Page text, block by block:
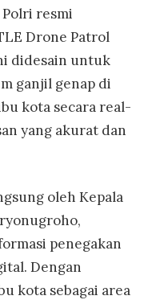
resmi
Drone Patrol
didesain untuk
ganjil genap di
kota secara real-
yang akurat dan
oleh Kepala
penegakan
Dengan
kota sebagai area